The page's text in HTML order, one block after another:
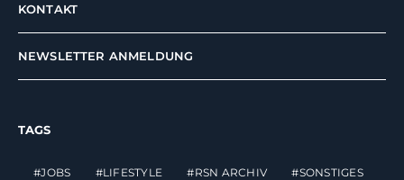
KONTAKT
NEWSLETTER ANMELDUNG
TAGS
JOBS LIFESTYLE RSN ARCHIV
SONSTIGES